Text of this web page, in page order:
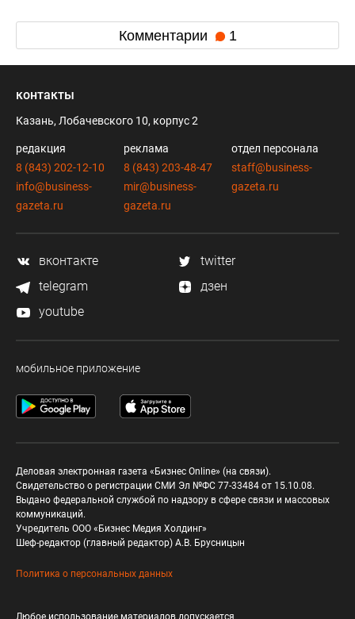
Комментарии 1
контакты
Казань, Лобачевского 10, корпус 2
редакция
8 (843) 202-12-10
info@business-
gazeta.ru
реклама
8 (843) 203-48-47
mir@business-
gazeta.ru
отдел персонала
staff@business-
gazeta.ru
вконтакте
twitter
telegram
дзен
youtube
мобильное приложение
Деловая электронная газета «Бизнес Online» (на связи).
Свидетельство о регистрации СМИ Эл №ФС 77-33484 от 15.10.08.
Выдано федеральной службой по надзору в сфере связи и массовых
коммуникаций.
Учредитель ООО «Бизнес Медия Холдинг»
Шеф-редактор (главный редактор) А.В. Брусницын
Политика о персональных данных
Любое использование материалов допускается